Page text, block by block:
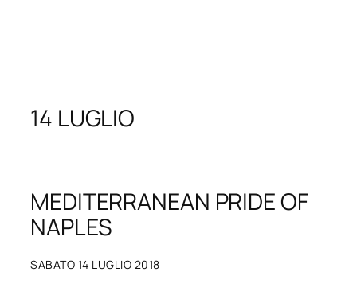
14 LUGLIO
MEDITERRANEAN PRIDE OF
NAPLES
SABATO 14 LUGLIO 2018